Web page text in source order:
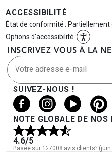
ACCESSIBILITÉ
État de conformité : Partiellement
Options d'accessibilité :
INSCRIVEZ VOUS À LA
Votre adresse e-mail
SUIVEZ-NOUS !
NOTE GLOBALE DE NOS
4.6/5
Basée sur 127008 avis clients* (juin